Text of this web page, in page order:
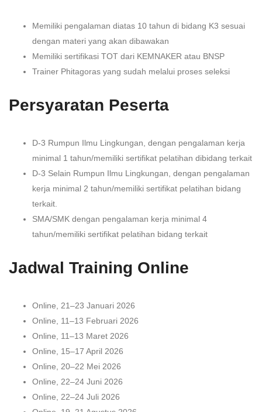
Memiliki pengalaman diatas 10 tahun di bidang K3 sesuai
dengan materi yang akan dibawakan
Memiliki sertifikasi TOT dari KEMNAKER atau BNSP
Trainer Phitagoras yang sudah melalui proses seleksi
Persyaratan Peserta
D-3 Rumpun Ilmu Lingkungan, dengan pengalaman kerja
minimal 1 tahun/memiliki sertifikat pelatihan dibidang terkait
D-3 Selain Rumpun Ilmu Lingkungan, dengan pengalaman
kerja minimal 2 tahun/memiliki sertifikat pelatihan bidang
terkait.
SMA/SMK dengan pengalaman kerja minimal 4
tahun/memiliki sertifikat pelatihan bidang terkait
Jadwal Training Online
Online, 21–23 Januari 2026
Online, 11–13 Februari 2026
Online, 11–13 Maret 2026
Online, 15–17 April 2026
Online, 20–22 Mei 2026
Online, 22–24 Juni 2026
Online, 22–24 Juli 2026